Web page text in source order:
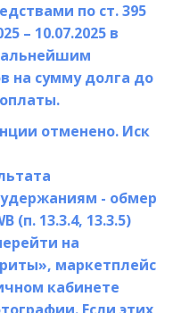
по ст. 395
– 10.07.2025 в
на сумму долга до
отменено. Иск
- обмер
(п. 13.3.4, 13.3.5)
на
маркетплейс
кабинете